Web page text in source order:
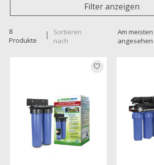
Filter anzeigen
8
Produkte
Sortieren
nach
Am meisten
angesehen